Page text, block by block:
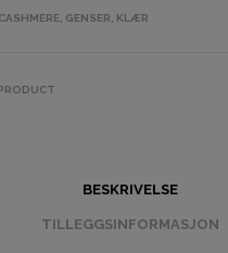
CASHMERE GENSER KLÆR
BESKRIVELSE
TILLEGGSINFORMASJON